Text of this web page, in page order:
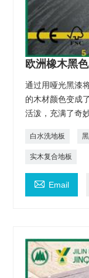
欧洲橡木黑
通过用哑光黑漆
的木材颜色变成
活泼，充满了奇
白水洗地板
实木复合地板
 Email